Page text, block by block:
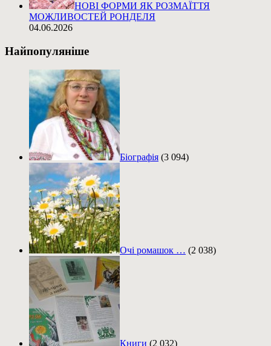
НОВІ ФОРМИ ЯК РОЗМАЇТТЯ
МОЖЛИВОСТЕЙ РОНДЕЛЯ
04.06.2026
Найпопуляніше
Біографія (3 094)
Очі ромашок … (2 038)
Книги (2 032)